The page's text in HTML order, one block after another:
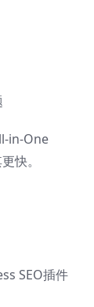
in-One
快。
SEO插件